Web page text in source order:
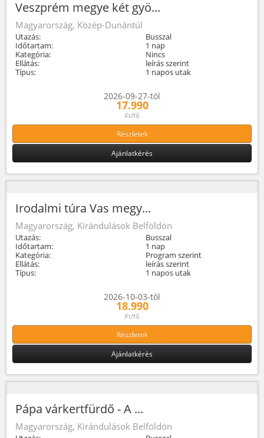
Veszprém megye két gyö...
Magyarország, Közép-Dunántúl
Utazás:
Busszal
Időtartam:
1 nap
Kategória:
Nincs
Ellátás:
leírás szerint
Típus:
1 napos utak
2026-09-27-tól
17.990
Ft/fő
Részletek
Ajánlatkérés
Irodalmi túra Vas megy...
Magyarország, Kirándulások Belföldön
Utazás:
Busszal
Időtartam:
1 nap
Kategória:
Program szerint
Ellátás:
leírás szerint
Típus:
1 napos utak
2026-10-03-tól
18.990
Ft/fő
Részletek
Ajánlatkérés
Pápa várkertfürdő - A ...
Magyarország, Kirándulások Belföldön